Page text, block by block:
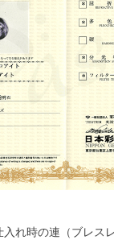
れ時の連（ブレス